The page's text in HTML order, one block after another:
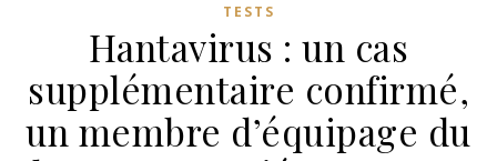
TESTS
Hantavirus : un cas
supplémentaire confirmé,
un membre d’équipage du